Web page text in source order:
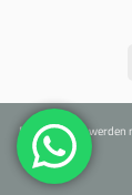
Bewertungen werden